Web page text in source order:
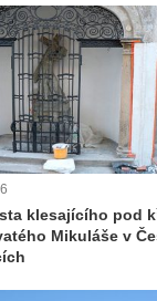
klesajícího pod
Mikuláše v